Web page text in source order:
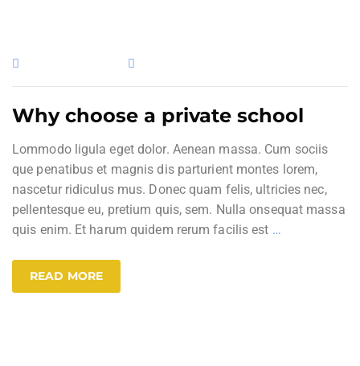
Why choose a private school
Lommodo ligula eget dolor. Aenean massa. Cum sociis
que penatibus et magnis dis parturient montes lorem,
nascetur ridiculus mus. Donec quam felis, ultricies nec,
pellentesque eu, pretium quis, sem. Nulla onsequat massa
quis enim. Et harum quidem rerum facilis est …
READ MORE